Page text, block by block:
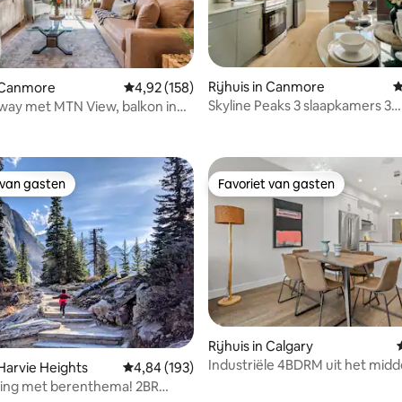
van 4,9 op 5, 163 recensies
Gemiddelde beoordeling van 4,92 op 5, 158
4,92 (158)
met MTN View, balkon in
Rijhuis in Canmore
Skyline Peaks 3 slaapkamers 3
van 4,94 op 5, 104 recensies
gasten
gasten
Heights Gemiddelde beoordeling van 4,84 op 5, 193
4,84 (193)
met berenthema! 2BR
Favoriet van gasten
Favoriet van gasten
Rijhuis in Calgary
Industriële 4BDRM uit het